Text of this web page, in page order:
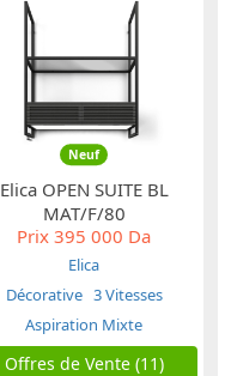
Neuf
Elica OPEN SUITE BL
MAT/F/80
Prix 395 000 Da
Elica
Décorative 3 Vitesses
Aspiration Mixte
Offres de Vente (11)